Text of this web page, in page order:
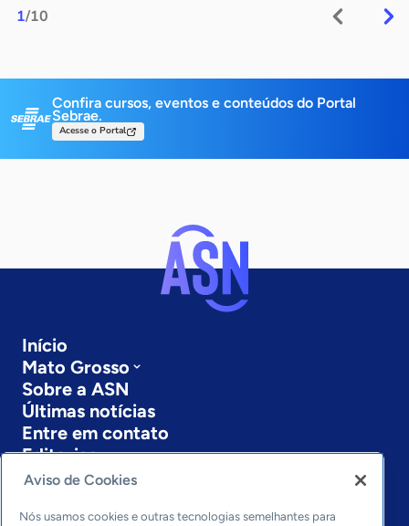
1/10
Confira cursos, eventos e conteúdos do Portal
Sebrae.
Acesse o Portal
Início
Mato Grosso
Sobre a ASN
Últimas notícias
Entre em contato
Editorias
Economia & Política
Inovação & Tecnologia
Aviso de Cookies
Nós usamos cookies e outras tecnologias semelhantes para